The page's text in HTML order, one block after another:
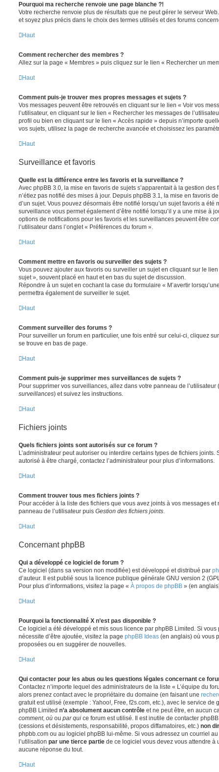
Pourquoi ma recherche renvoie une page blanche ?!
Votre recherche renvoie plus de résultats que ne peut gérer le serveur
et soyez plus précis dans le choix des termes utilisés et des forums
Haut
Comment rechercher des membres ?
Allez sur la page « Membres » puis cliquez sur le lien « Rechercher un
Haut
Comment puis-je trouver mes propres messages et sujets ?
Vos messages peuvent être retrouvés en cliquant sur le lien « Voir vos
l’utilisateur, en cliquant sur le lien « Rechercher les messages de
profil ou bien en cliquant sur le lien « Accès rapide » depuis n’importe
vos sujets, utilisez la page de recherche avancée et choisissez les
Haut
Surveillance et favoris
Quelle est la différence entre les favoris et la surveillance ?
Avec phpBB 3.0, la mise en favoris de sujets s’apparentait à la gestion des
n’étiez pas notifié des mises à jour. Depuis phpBB 3.1, la mise en favoris
d’un sujet. Vous pouvez désormais être notifié lorsqu’un sujet favoris a été
surveillance vous permet également d’être notifié lorsqu’il y a une mise à
options de notifications pour les favoris et les surveillances peuvent être
l’utilisateur dans l’onglet « Préférences du forum ».
Haut
Comment mettre en favoris ou surveiller des sujets ?
Vous pouvez ajouter aux favoris ou surveiller un sujet en cliquant sur le
sujet », souvent placé en haut et en bas du sujet de discussion.
Répondre à un sujet en cochant la case du formulaire « M’avertir
permettra également de surveiller le sujet.
Haut
Comment surveiller des forums ?
Pour surveiller un forum en particulier, une fois entré sur celui-ci, cliquez
se trouve en bas de page.
Haut
Comment puis-je supprimer mes surveillances de sujets ?
Pour supprimer vos surveillances, allez dans votre panneau de l’utilisateur
surveillances) et suivez les instructions.
Haut
Fichiers joints
Quels fichiers joints sont autorisés sur ce forum ?
L’administrateur peut autoriser ou interdire certains types de fichiers joints.
autorisé à être chargé, contactez l’administrateur pour plus d’informations.
Haut
Comment trouver tous mes fichiers joints ?
Pour accéder à la liste des fichiers que vous avez joints à vos messages
panneau de l’utilisateur puis Gestion des fichiers joints
Haut
Concernant phpBB
Qui a développé ce logiciel de forum ?
Ce logiciel (dans sa version non modifiée) est développé et distribué par
d’auteur. Il est publié sous la licence publique générale GNU version 2
Pour plus d’informations, visitez la page « À propos de phpBB » (en
Haut
Pourquoi la fonctionnalité X n’est pas disponible ?
Ce logiciel a été développé et mis sous licence par phpBB Limited. Si vous
nécessite d’être ajoutée, visitez la page phpBB Ideas (en anglais) où vous
proposées ou en suggérer de nouvelles.
Haut
Qui contacter pour les abus ou les questions légales concernant ce
Contactez n’importe lequel des administrateurs de la liste « L’équipe du
alors prenez contact avec le propriétaire du domaine (en faisant une
gratuit est utilisé (exemple : Yahoo!, Free, f2s.com, etc.), avec le service de
phpBB Limited n’a absolument aucun contrôle et ne peut être, en aucun
comment, où ou par qui ce forum est utilisé. Il est inutile de contacter
(cessions et désistements, responsabilité, propos diffamatoires, etc.) non
phpbb.com ou au logiciel phpBB lui-même. Si vous adressez un courriel
l’utilisation par une tierce partie de ce logiciel vous devez vous attendre à
aucune réponse du tout.
Haut